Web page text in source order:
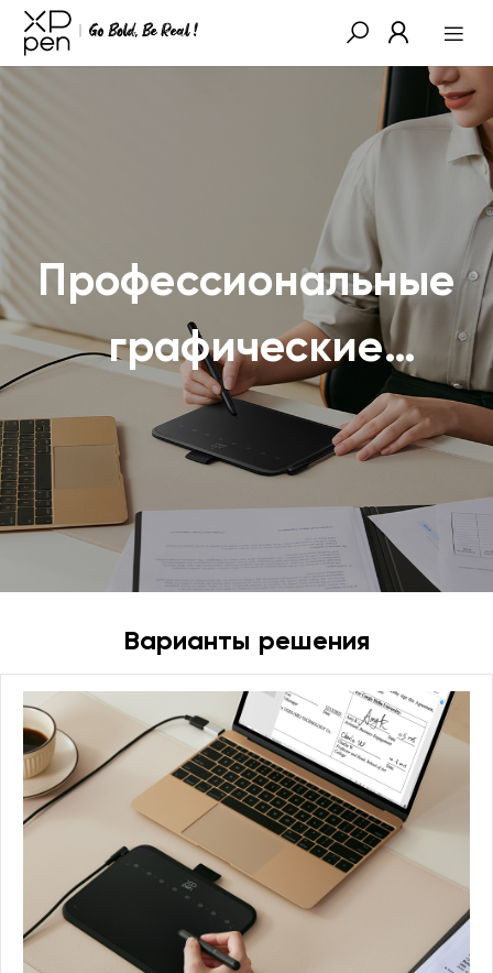
Профессиональные
графические
планшеты для
более точного
академического
Варианты решения